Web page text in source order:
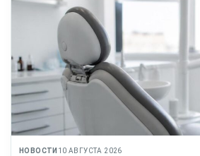
НОВОСТИ 10 АВГУСТА 2026